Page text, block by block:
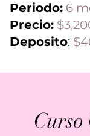
Periodo: 6
Precio:
Deposito: